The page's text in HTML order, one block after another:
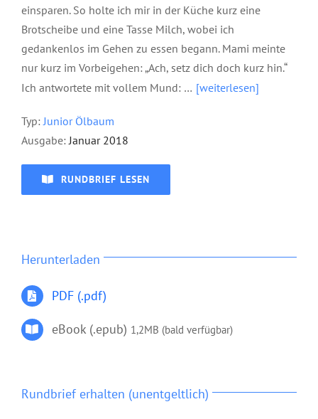
einsparen. So holte ich mir in der Küche kurz eine
Brotscheibe und eine Tasse Milch, wobei ich
gedankenlos im Gehen zu essen begann. Mami meinte
nur kurz im Vorbeigehen: „Ach, setz dich doch kurz hin.“
Ich antwortete mit vollem Mund: … [weiterlesen]
Typ: Junior Ölbaum
Ausgabe: Januar 2018
RUNDBRIEF LESEN
Herunterladen
PDF (.pdf)
eBook (.epub) 1,2MB (bald verfügbar)
Rundbrief erhalten (unentgeltlich)